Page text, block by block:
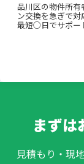
品川区の物件所
ン交換を急ぎで
最短○日でサポー
まずは
見積もり・現